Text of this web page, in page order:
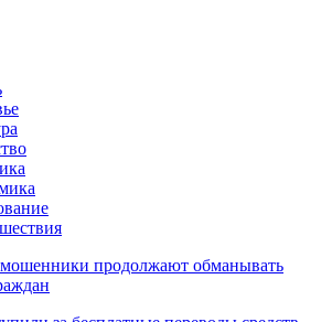
продолжают обманывать